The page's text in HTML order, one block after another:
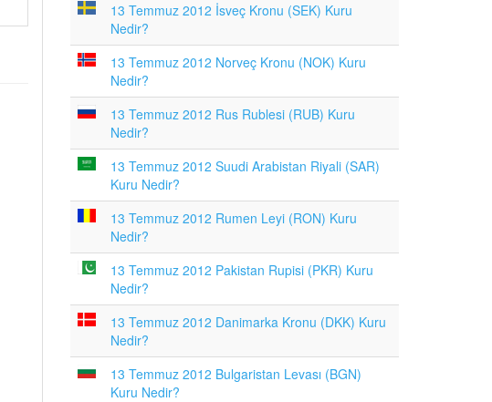
13 Temmuz 2012 İsveç Kronu (SEK) Kuru
Nedir?
13 Temmuz 2012 Norveç Kronu (NOK) Kuru
Nedir?
13 Temmuz 2012 Rus Rublesi (RUB) Kuru
Nedir?
13 Temmuz 2012 Suudi Arabistan Riyali (SAR)
Kuru Nedir?
13 Temmuz 2012 Rumen Leyi (RON) Kuru
Nedir?
13 Temmuz 2012 Pakistan Rupisi (PKR) Kuru
Nedir?
13 Temmuz 2012 Danimarka Kronu (DKK) Kuru
Nedir?
13 Temmuz 2012 Bulgaristan Levası (BGN)
Kuru Nedir?